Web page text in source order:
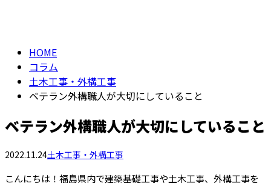
HOME
コラム
土木工事・外構工事
ベテラン外構職人が大切にしていること
ベテラン外構職人が大切にしていること
2022.11.24土木工事・外構工事
こんにちは！福島県内で建築基礎工事や土木工事、外構工事を